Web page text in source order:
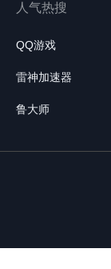
人气热搜
QQ游戏
雷神加速器
鲁大师